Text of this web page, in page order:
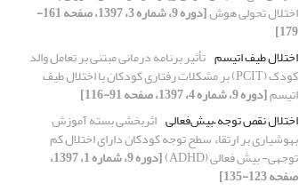
اختلال تحولی هوش [دوره 9، شماره 3، 1397، صفحه 161-
179]
اختلال طیف اتیسم تأثیر برنامه درمانی مبتنی بر تعامل والد
کودک (PCIT) بر مشکلات رفتاری کودکان با اختلال طیف
اتیسم[دوره 9، شماره 4، 1397، صفحه 91-116]
اختلال نقص توجه –بیش‌فعالی اثربخشی بسته آموزش
بهوشیاری بر ارتقاء سطح توجه کودکان دارای اختلال کم
توجهی- بیش فعالی (ADHD) [دوره 9، شماره 1، 1397،
صفحه 123-135]